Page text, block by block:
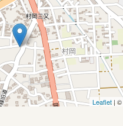
Leaflet| ©